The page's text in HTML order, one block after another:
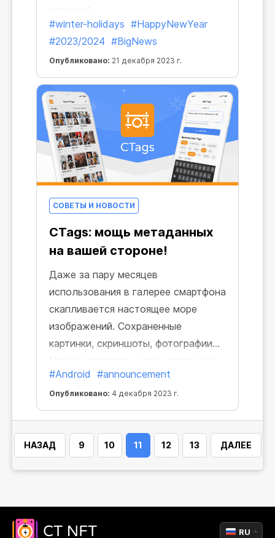
заранее!
#winter-holidays #HappyNewYear
#2023/2024 #BigNews
Опубликовано: 21 декабря 2023 г.
СОВЕТЫ И НОВОСТИ
CTags: мощь метаданных
на вашей стороне!
Даже за пару месяцев
использования в галерее смартфона
скапливается настоящее море
изображений. Сохраненные
картинки, скриншоты, фотографии…
Что уж говорить о том, сколько их
накапливается за годы. Как быстро
найти фотографии из отпуска 2-х
летней давности? А скриншот
несколько месяцев назад?
#Android #announcement
Опубликовано: 4 декабря 2023 г.
НАЗАД 9 10 11 12 13 ДАЛЕЕ
RU